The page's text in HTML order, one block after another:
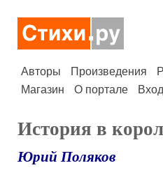
Авторы Произведения
Магазин
О портале
История в
Юрий Поляков